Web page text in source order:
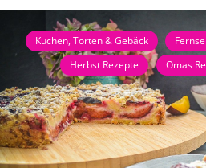
Kuchen, Torten & Gebäck
Herbst Rezepte
Omas